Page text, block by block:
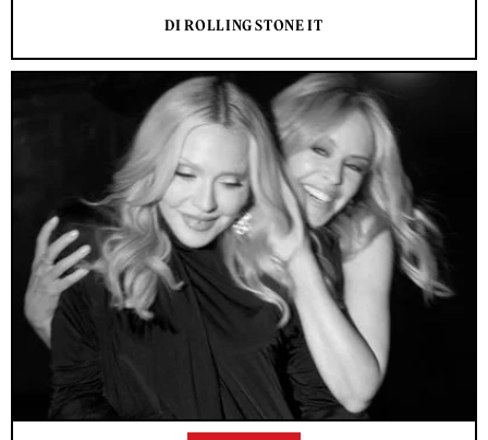
DI ROLLING STONE IT